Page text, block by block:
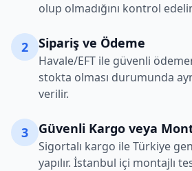
olup olmadığını kontrol
2 Sipariş ve Ödeme
Havale/EFT ile güvenli
stokta olması durumunda
verilir.
3 Güvenli Kargo veya
Sigortalı kargo ile Türkiye
yapılır. İstanbul içi montajlı